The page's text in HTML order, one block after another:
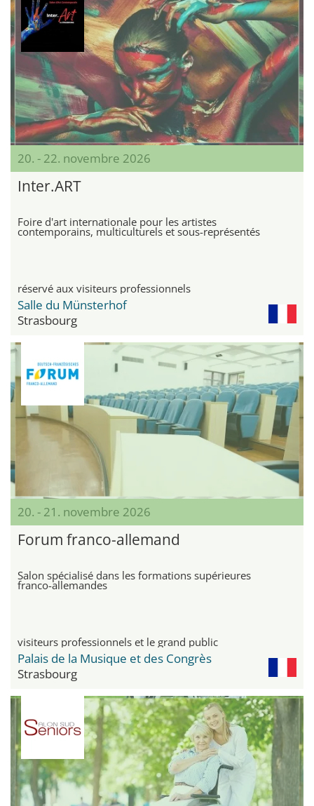
20. - 22. novembre 2026
Inter.ART
Foire d'art internationale pour les artistes
contemporains, multiculturels et sous-représentés
réservé aux visiteurs professionnels
Salle du Münsterhof
Strasbourg
20. - 21. novembre 2026
Forum franco-allemand
Salon spécialisé dans les formations supérieures
franco-allemandes
visiteurs professionnels et le grand public
Palais de la Musique et des Congrès
Strasbourg